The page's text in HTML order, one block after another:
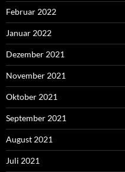
Februar 2022
Januar 2022
Dezember 2021
November 2021
Oktober 2021
September 2021
August 2021
Juli 2021